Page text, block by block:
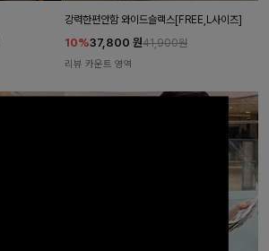
강력한편안함 와이드슬랙스[FREE,L사이즈]
10%37,800 원41,900원
리뷰 카운트 영역